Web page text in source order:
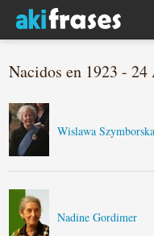
Nacidos en 1923 - 24
Wislawa Szymborska
Nadine Gordimer